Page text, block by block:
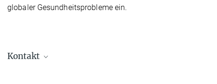
globaler Gesundheitsprobleme ein.
Kontakt